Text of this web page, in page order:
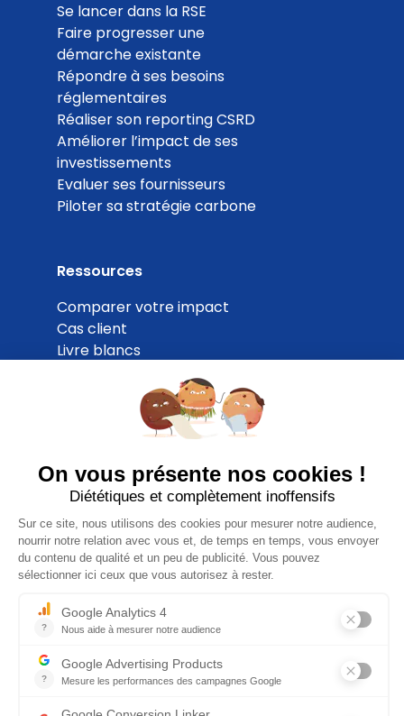
Se lancer dans la RSE
Faire progresser une
démarche existante
Répondre à ses besoins
réglementaires
Réaliser son reporting CSRD
Améliorer l’impact de ses
investissements
Evaluer ses fournisseurs
Piloter sa stratégie carbone
Ressources
Comparer votre impact
Cas client
Livre blancs
ESG Navigator
ESG Budget Checker
A propos
Demander une démo
Nous rejoindre
Nous contacter
Page presse
Inscrivez-vous